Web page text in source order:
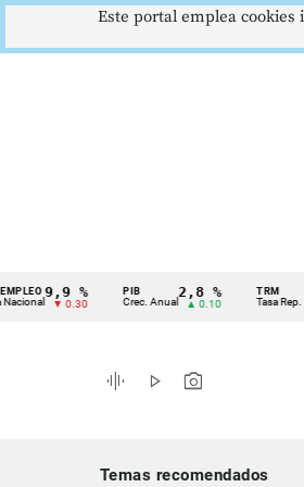
Cintillo
indicadores
económicos
9,9 %
▼ 0.30
PIB
Crec. Anual
2,8 %
▲ 0.10
TRM
Tasa Rep.
graphic_eq play_arrow photo_camera
Temas recomendados
Este portal emplea